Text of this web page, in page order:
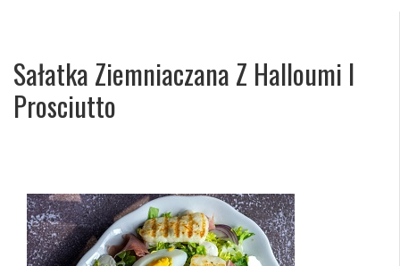
Sałatka Ziemniaczana Z Halloumi I
Prosciutto